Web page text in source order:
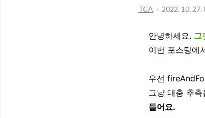
TCA 2022. 10. 27.
안녕하세요. 그
이번 포스팅에
우선
그냥 대충 추측
들어요.